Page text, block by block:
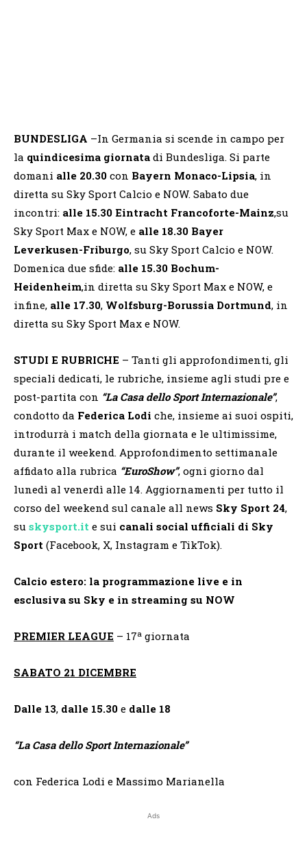
BUNDESLIGA –In Germania si scende in campo per
la quindicesima giornata di Bundesliga. Si parte
domani alle 20.30 con Bayern Monaco-Lipsia, in
diretta su Sky Sport Calcio e NOW. Sabato due
incontri: alle 15.30 Eintracht Francoforte-Mainz,su
Sky Sport Max e NOW, e alle 18.30 Bayer
Leverkusen-Friburgo, su Sky Sport Calcio e NOW.
Domenica due sfide: alle 15.30 Bochum-
Heidenheim,in diretta su Sky Sport Max e NOW, e
infine, alle 17.30, Wolfsburg-Borussia Dortmund, in
diretta su Sky Sport Max e NOW.
STUDI E RUBRICHE – Tanti gli approfondimenti, gli
speciali dedicati, le rubriche, insieme agli studi pre e
post-partita con “La Casa dello Sport Internazionale”,
condotto da Federica Lodi che, insieme ai suoi ospiti,
introdurrà i match della giornata e le ultimissime,
durante il weekend. Approfondimento settimanale
affidato alla rubrica “EuroShow”, ogni giorno dal
lunedì al venerdì alle 14. Aggiornamenti per tutto il
corso del weekend sul canale all news Sky Sport 24,
su skysport.it e sui canali social ufficiali di Sky
Sport (Facebook, X, Instagram e TikTok).
Calcio estero: la programmazione live e in
esclusiva su Sky e in streaming su NOW
PREMIER LEAGUE – 17a giornata
SABATO 21 DICEMBRE
Dalle 13, dalle 15.30 e dalle 18
“La Casa dello Sport Internazionale”
con Federica Lodi e Massimo Marianella
Ads